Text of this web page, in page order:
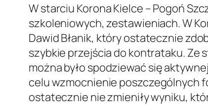
W starciu Korona Kielce – Pogoń
szkoleniowych, zestawieniach. W
Dawid Błanik, który ostatecznie
szybkie przejścia do kontrataku. Ze
można było spodziewać się
celu wzmocnienie poszczególnych
ostatecznie nie zmieniły wyniku,